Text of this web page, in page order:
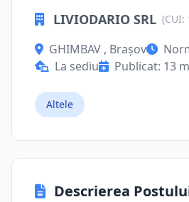
LIVIODARIO SRL (CUI:
GHIMBAV , Brașov
La sediu
Publicat: 13
Altele
Descrierea